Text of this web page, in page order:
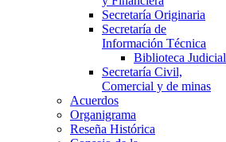
Secretaría Originaria
Secretaría de
Información Técnica
Biblioteca Judicial
Secretaría Civil,
Comercial y de minas
Acuerdos
Organigrama
Reseña Histórica